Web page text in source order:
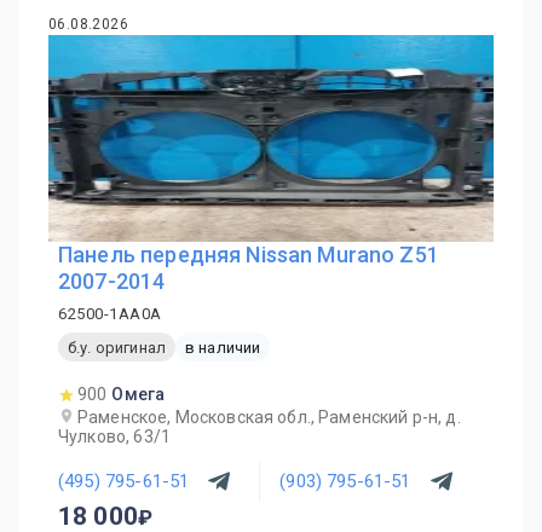
06.08.2026
Панель передняя Nissan Murano Z51
2007-2014
62500-1AA0A
б.у. оригинал
в наличии
900 Омега
Раменское, Московская обл., Раменский р-н, д.
Чулково, 63/1
(495) 795-61-51 (903) 795-61-51
18 000